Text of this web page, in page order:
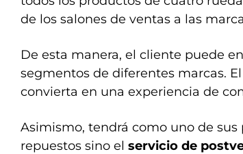
de los salones de ventas a las
De esta manera, el cliente puede
segmentos de diferentes marcas.
convierta en una experiencia de
Asimismo, tendrá como uno de
repuestos sino el servicio de